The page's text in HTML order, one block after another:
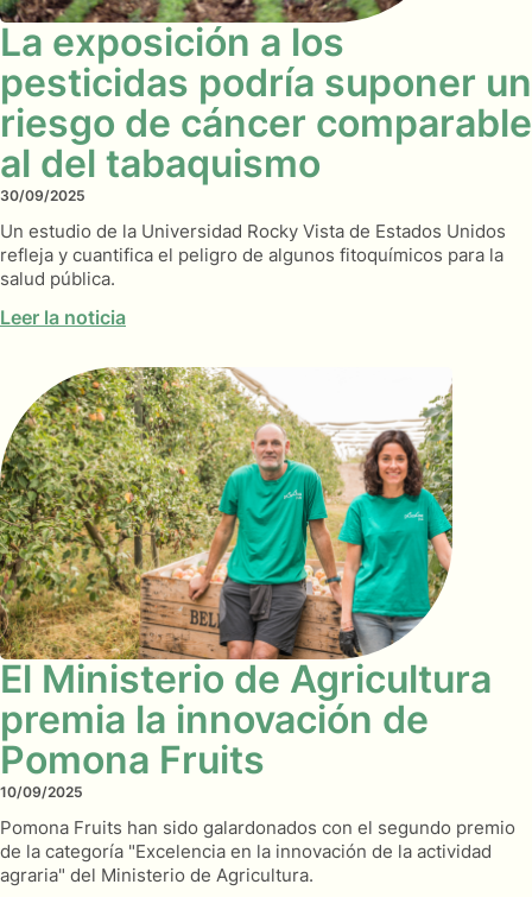
La exposición a los
pesticidas podría suponer un
riesgo de cáncer comparable
al del tabaquismo
30/09/2025
Un estudio de la Universidad Rocky Vista de Estados Unidos
refleja y cuantifica el peligro de algunos fitoquímicos para la
salud pública.
Leer la noticia
El Ministerio de Agricultura
premia la innovación de
Pomona Fruits
10/09/2025
Pomona Fruits han sido galardonados con el segundo premio
de la categoría "Excelencia en la innovación de la actividad
agraria" del Ministerio de Agricultura.